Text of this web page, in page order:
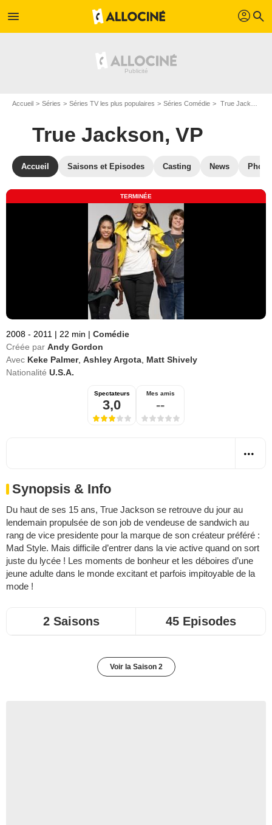
menu profil search
Accueil Séries Séries TV les plus populaires Séries Comédie True Jackson, VP
True Jackson, VP
Accueil Saisons et Episodes Casting News
TERMINÉE
2008 - 2011 | 22 min | Comédie
Créée par Andy Gordon
Avec Keke Palmer, Ashley Argota Matt Shively
Nationalité U.S.A.
Spectateurs
3,0
Mes amis
--
Synopsis & Info
Du haut de ses 15 ans, True Jackson se retrouve du jour au
lendemain propulsée de son job de vendeuse de sandwich au
rang de vice presidente pour la marque de son créateur préféré :
Mad Style. Mais difficile d’entrer dans la vie active quand on sort
juste du lycée ! Les moments de bonheur et les déboires d’une
jeune adulte dans le monde excitant et parfois impitoyable de la
mode !
2 Saisons 45 Episodes
Voir la Saison 2